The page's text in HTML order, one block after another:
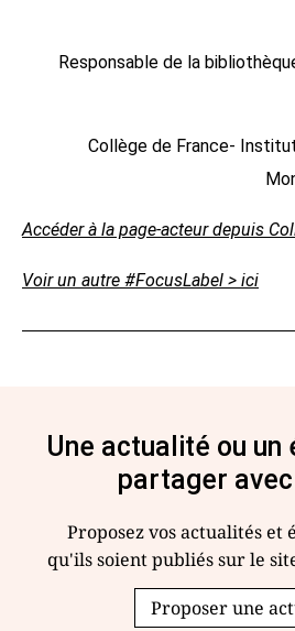
Responsable de la
Collège de France-
Accéder à la page-acteur depuis
Voir un autre #FocusLabel > ici
Une actualité ou un
partager avec
Proposez vos actualités et
qu'ils soient publiés sur le
Proposer une